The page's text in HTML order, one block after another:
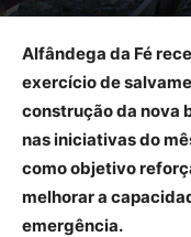
Alfândega da Fé
exercício de
construção da nova
nas iniciativas do
como objetivo
melhorar a
emergência.